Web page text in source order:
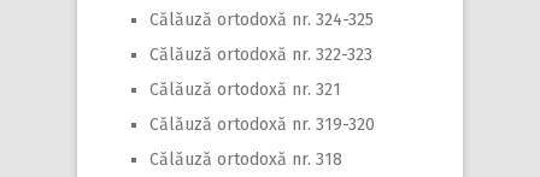
Călăuză ortodoxă nr. 324-325
Călăuză ortodoxă nr. 322-323
Călăuză ortodoxă nr. 321
Călăuză ortodoxă nr. 319-320
Călăuză ortodoxă nr. 318